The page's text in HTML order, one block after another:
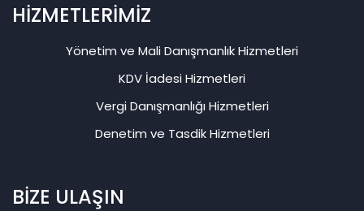
HİZMETLERİMİZ
Yönetim ve Mali Danışmanlık Hizmetleri
KDV İadesi Hizmetleri
Vergi Danışmanlığı Hizmetleri
Denetim ve Tasdik Hizmetleri
BİZE ULAŞIN